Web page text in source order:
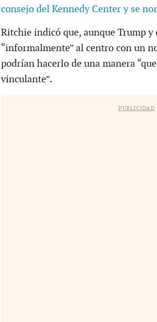
consejo del Kennedy Center y se
Ritchie indicó que, aunque Trump
“informalmente” al centro con un
podrían hacerlo de una manera
vinculante”.
PUBLICIDAD